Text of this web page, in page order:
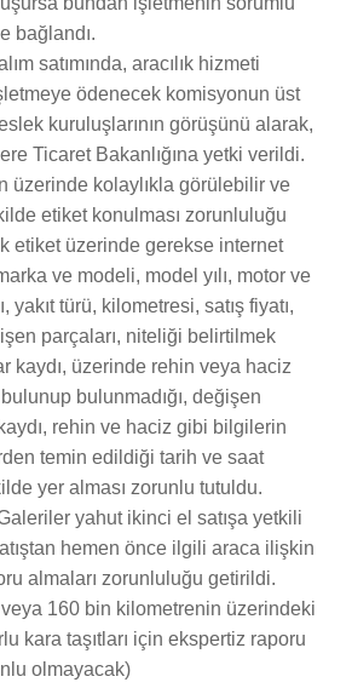
bağlandı.
satımında, aracılık hizmeti
ödenecek komisyonun üst
kuruluşlarının görüşünü alarak,
Ticaret Bakanlığına yetki verildi.
üzerinde kolaylıkla görülebilir ve
etiket konulması zorunluluğu
etiket üzerinde gerekse internet
ve modeli, model yılı, motor ve
yakıt türü, kilometresi, satış fiyatı,
parçaları, niteliği belirtilmek
kaydı, üzerinde rehin veya haciz
bulunmadığı, değişen
rehin ve haciz gibi bilgilerin
temin edildiği tarih ve saat
yer alması zorunlu tutuldu.
yahut ikinci el satışa yetkili
hemen önce ilgili araca ilişkin
almaları zorunluluğu getirildi.
160 bin kilometrenin üzerindeki
kara taşıtları için ekspertiz raporu
olmayacak)